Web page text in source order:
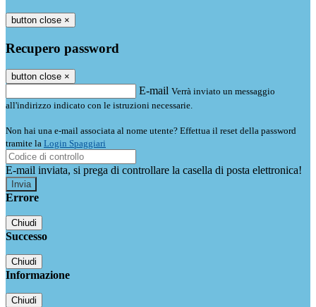
button close ×
Recupero password
button close ×
E-mail Verrà inviato un messaggio
all'indirizzo indicato con le istruzioni necessarie.
Non hai una e-mail associata al nome utente? Effettua il reset della password
tramite la Login Spaggiari
E-mail inviata, si prega di controllare la casella di posta elettronica!
Errore
Chiudi
Successo
Chiudi
Informazione
Chiudi